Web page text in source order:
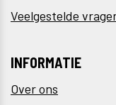
Veelgestelde
INFORMATIE
Over ons